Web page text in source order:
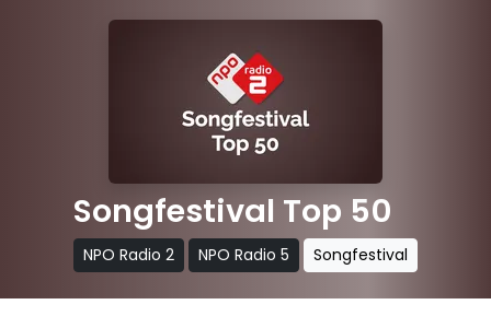
Songfestival Top 50
NPO Radio 2 NPO Radio 5 Songfestival